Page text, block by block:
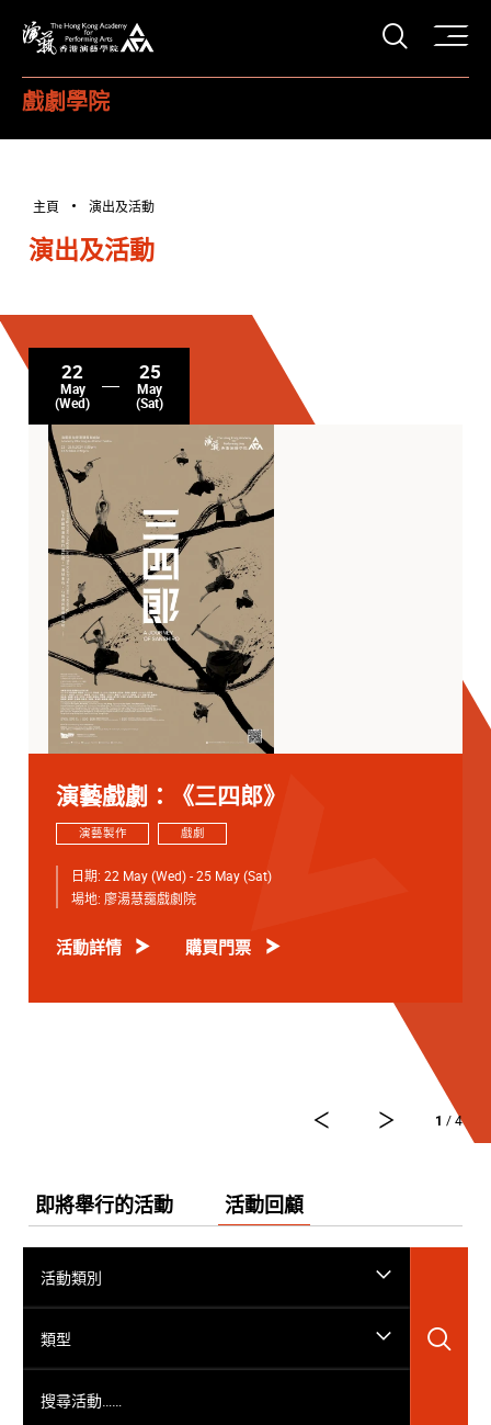
打開
戲劇學院
主頁 演出及活動
演出及活動
22
May
(Wed)
25
May
(Sat)
演藝戲劇：《三四郎》
演藝製作 戲劇
日期: 22 May (Wed) - 25 May (Sat)
場地: 廖湯慧靄戲劇院
活動詳情 購買門票
1 / 4
即將舉行的活動 活動回顧
活動類別
類型